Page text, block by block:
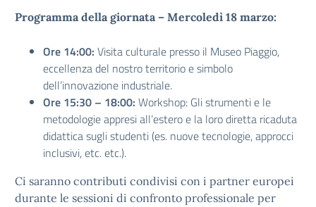
Programma della giornata – Mercoledì 18 marzo:
Ore 14:00: Visita culturale presso il Museo Piaggio,
eccellenza del nostro territorio e simbolo
dell’innovazione industriale.
Ore 15:30 – 18:00: Workshop: Gli strumenti e le
metodologie appresi all’estero e la loro diretta ricaduta
didattica sugli studenti (es. nuove tecnologie, approcci
inclusivi, etc. etc.).
Ci saranno contributi condivisi con i partner europei
durante le sessioni di confronto professionale per